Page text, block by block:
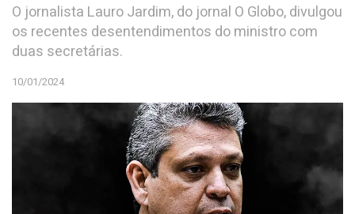
O jornalista Lauro Jardim, do jornal O Globo, divulgou
os recentes desentendimentos do ministro com
duas secretárias.
10/01/2024